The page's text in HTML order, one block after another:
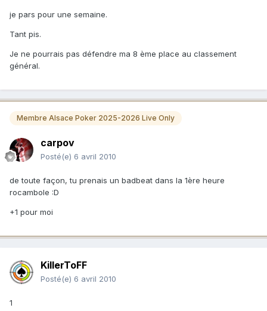
je pars pour une semaine.
Tant pis.
Je ne pourrais pas défendre ma 8 ème place au classement
général.
Membre Alsace Poker 2025-2026 Live Only
carpov
Posté(e) 6 avril 2010
de toute façon, tu prenais un badbeat dans la 1ère heure
rocambole :D
+1 pour moi
KillerToFF
Posté(e) 6 avril 2010
1